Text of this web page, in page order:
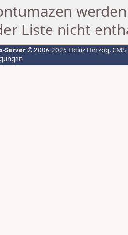
Liste nicht
Server© 2006-2026 Heinz Herzog,